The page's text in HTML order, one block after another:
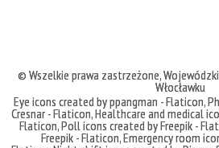
© Wszelkie prawa zastrzeżone,
Włocławku
Eye icons created by ppangman - Flaticon,
Cresnar - Flaticon,Healthcare and medical
Flaticon,Poll icons created by Freepik -
Freepik - Flaticon,Emergency room